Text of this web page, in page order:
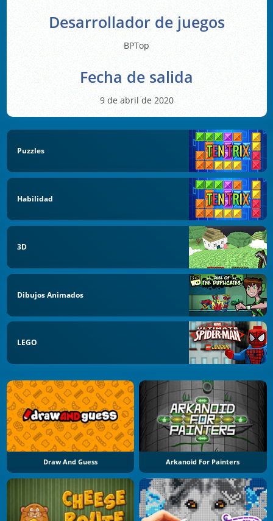
Desarrollador de juegos
BPTop
Fecha de salida
9 de abril de 2020
Puzzles
Habilidad
3D
Dibujos Animados
LEGO
Draw And Guess Arkanoid For Painters